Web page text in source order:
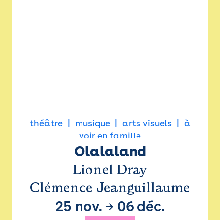
théâtre musique arts visuels
à
voir en famille
Olalaland
Lionel Dray
Clémence Jeanguillaume
25 nov. → 06 déc.